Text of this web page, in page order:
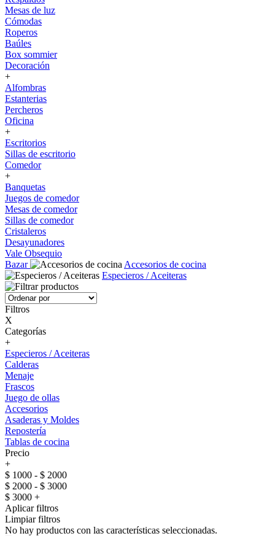
Mesas de luz
Cómodas
Roperos
Baúles
Box sommier
Decoración
+
Alfombras
Estanterias
Percheros
Oficina
+
Escritorios
Sillas de escritorio
Comedor
+
Banquetas
Juegos de comedor
Mesas de comedor
Sillas de comedor
Cristaleros
Desayunadores
Vale Obsequio
Bazar
Accesorios de cocina
Especieros / Aceiteras
Filtros
X
Categorías
+
Especieros / Aceiteras
Calderas
Menaje
Frascos
Juego de ollas
Accesorios
Asaderas y Moldes
Repostería
Tablas de cocina
Precio
+
$ 1000 - $ 2000
$ 2000 - $ 3000
$ 3000 +
Aplicar filtros
Limpiar filtros
No hay productos con las características seleccionadas.